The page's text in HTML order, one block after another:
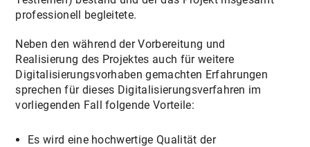
professionell begleitete.
Neben den während der Vorbereitung und
Realisierung des Projektes auch für weitere
Digitalisierungsvorhaben gemachten Erfahrungen
sprechen für dieses Digitalisierungsverfahren im
vorliegenden Fall folgende Vorteile:
Es wird eine hochwertige Qualität der